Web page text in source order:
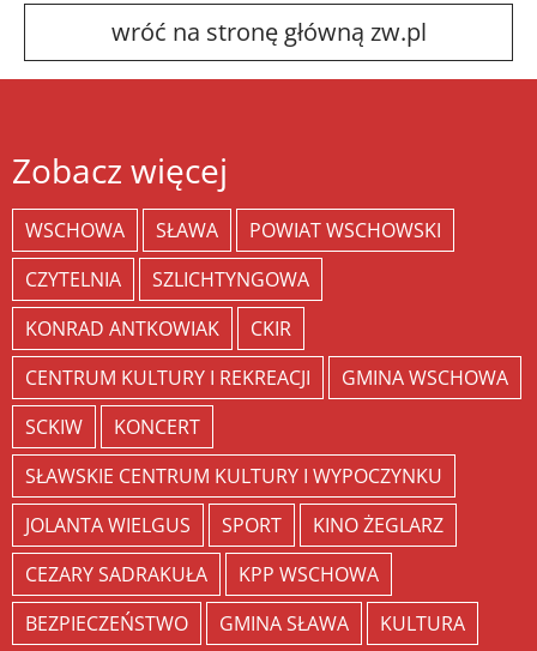
wróć na stronę główną zw.pl
Zobacz więcej
WSCHOWA SŁAWA
POWIAT WSCHOWSKI
CZYTELNIA
SZLICHTYNGOWA
KONRAD ANTKOWIAK
CKIR
CENTRUM KULTURY I REKREACJI
GMINA WSCHOWA
SCKIW
KONCERT
SŁAWSKIE CENTRUM KULTURY I WYPOCZYNKU
JOLANTA WIELGUS
SPORT
KINO ŻEGLARZ
CEZARY SADRAKUŁA
KPP WSCHOWA
BEZPIECZEŃSTWO
GMINA SŁAWA KULTURA